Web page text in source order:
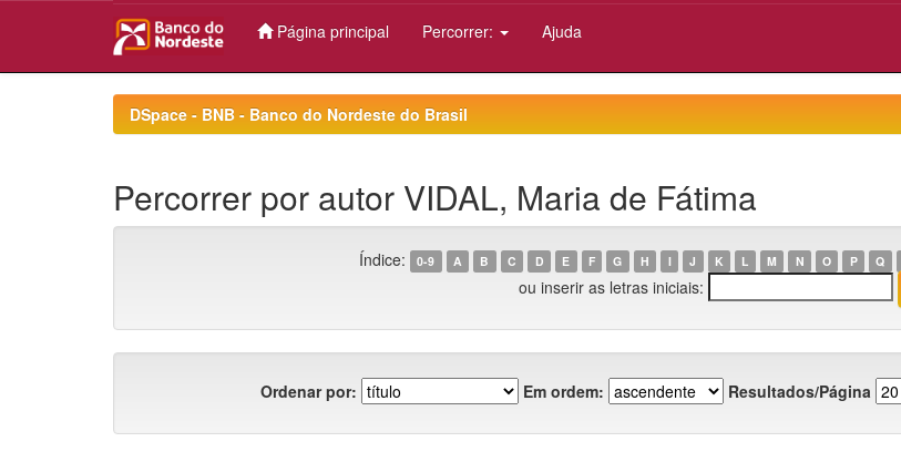
Página principal Percorrer: Ajuda
DSpace - BNB - Banco do Nordeste do Brasil
Percorrer por autor VIDAL, Maria de Fátima
Índice: 0-9 A B C D E F G H I J K L M N O P Q
ou inserir as letras iniciais:
Ordenar por: Em ordem: Resultados/Página